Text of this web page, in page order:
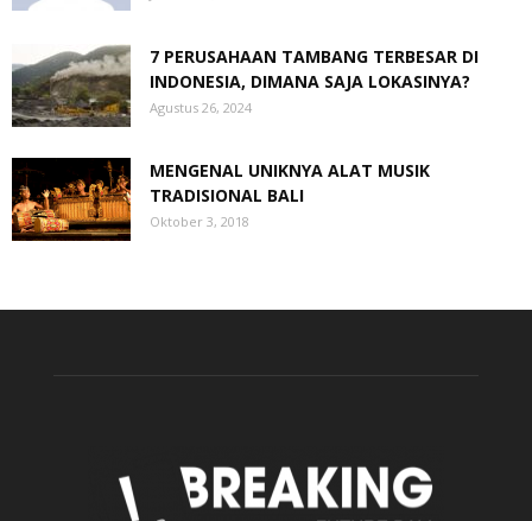
7 PERUSAHAAN TAMBANG TERBESAR DI
INDONESIA, DIMANA SAJA LOKASINYA?
Agustus 26, 2024
MENGENAL UNIKNYA ALAT MUSIK
TRADISIONAL BALI
Oktober 3, 2018